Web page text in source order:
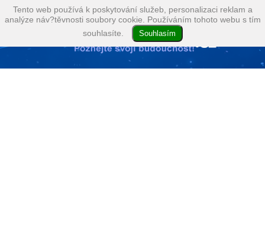
Tento web používá k poskytování služeb, personalizaci reklam a
analýze náv?těvnosti soubory cookie. Používáním tohoto webu s tím
souhlasíte.